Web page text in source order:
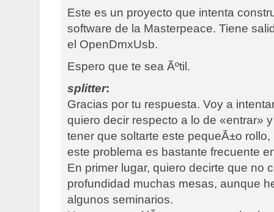
Este es un proyecto que intenta
software de la Masterpeace. Tiene
el OpenDmxUsb.
Espero que te sea Ãºtil.
splitter:
Gracias por tu respuesta. Voy a
quiero decir respecto a lo de «entrar»
tener que soltarte este pequeÃ±o
este problema es bastante frecuente
En primer lugar, quiero decirte que no
profundidad muchas mesas, aunque
algunos seminarios.